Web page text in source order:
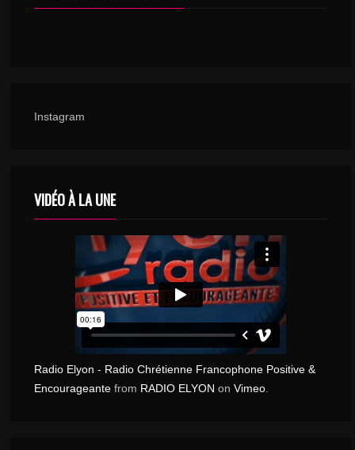
Instagram
VIDÉO À LA UNE
Radio Elyon - Radio Chrétienne Francophone Positive &
Encourageante from RADIO ELYON onVimeo